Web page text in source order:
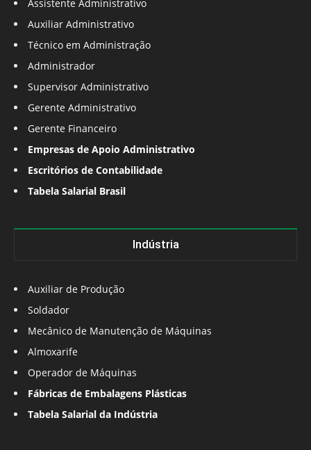
Assistente Administrativo
Auxiliar Administrativo
Técnico em Administração
Administrador
Supervisor Administrativo
Gerente Administrativo
Gerente Financeiro
Empresas de Apoio Administrativo
Escritórios de Contabilidade
Tabela Salarial Brasil
Indústria
Auxiliar de Produção
Soldador
Mecânico de Manutenção de Máquinas
Almoxarife
Operador de Máquinas
Fábricas de Embalagens Plásticas
Tabela Salarial da Indústria